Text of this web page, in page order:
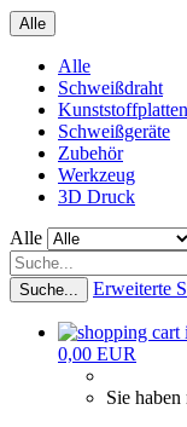
Alle
Alle
Schweißdraht
Kunststoffplatten
Schweißgeräte
Zubehör
Werkzeug
3D Druck
Alle
Suche... Erweiterte
0,00 EUR
Sie